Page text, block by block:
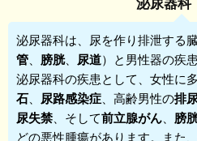
泌尿器科は、尿を作り排泄する
管
膀胱、 尿道）と男性器の疾
泌尿器科の疾患として、女性に
石
尿路感染症 、高齢男性の排
尿失禁 、そして前立腺がん 膀
どの悪性腫瘍があります。また